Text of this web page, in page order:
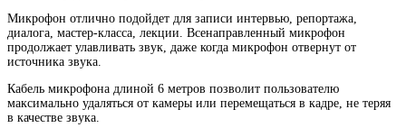
Микрофон отлично подойдет для записи интервью, репортажа,
диалога, мастер-класса, лекции. Всенаправленный микрофон
продолжает улавливать звук, даже когда микрофон отвернут от
источника звука.
Кабель микрофона длиной 6 метров позволит пользователю
максимально удаляться от камеры или перемещаться в кадре, не теряя
в качестве звука.